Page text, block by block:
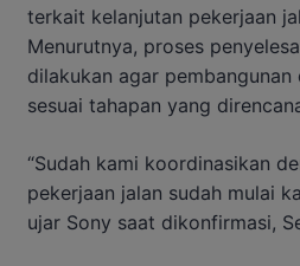
terkait kelanjutan pekerjaan
Menurutnya, proses
dilakukan agar
sesuai tahapan yang
“Sudah kami koordinasikan
pekerjaan jalan sudah mulai
ujar Sony saat dikonfirmasi,